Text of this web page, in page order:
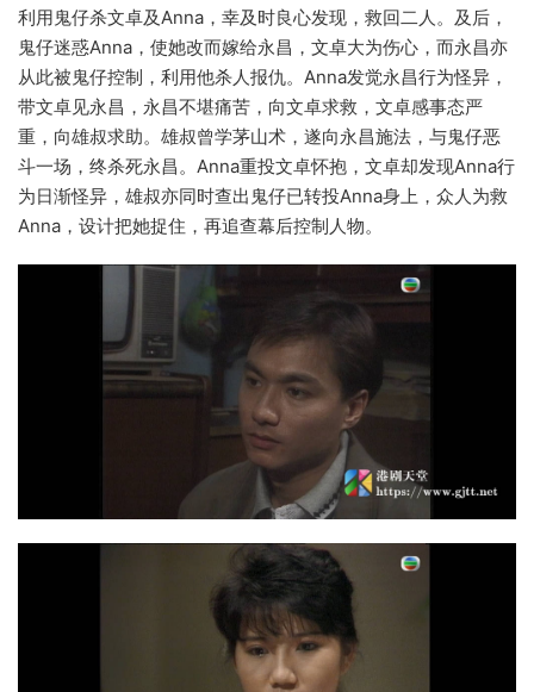
利用鬼仔杀文卓及Anna，幸及时良心发现，救回二人。及后，
鬼仔迷惑Anna，使她改而嫁给永昌，文卓大为伤心，而永昌亦
从此被鬼仔控制，利用他杀人报仇。Anna发觉永昌行为怪异，
带文卓见永昌，永昌不堪痛苦，向文卓求救，文卓感事态严
重，向雄叔求助。雄叔曾学茅山术，遂向永昌施法，与鬼仔恶
斗一场，终杀死永昌。Anna重投文卓怀抱，文卓却发现Anna行
为日渐怪异，雄叔亦同时查出鬼仔已转投Anna身上，众人为救
Anna，设计把她捉住，再追查幕后控制人物。